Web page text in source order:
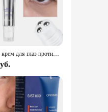
this eye cream
left feeling
routine.
gentle enough to
With its
your eye care
your daily
O'CHEAL крем для глаз против морщин и темных кругов, роликовый массажер, увлажняющие мешки для глаз, антивозрастной гиалуроновой кислоты, уход за кожей вокруг глаз